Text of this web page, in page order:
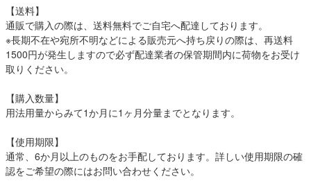
【送料】
通販で購入の際は、送料無料でご自宅へ配達しております。
※長期不在や宛所不明などによる販売元へ持ち戻りの際は、再送料
1500円が発生しますので必ず配達業者の保管期間内に荷物をお受け
取りください。
【購入数量】
用法用量からみて1か月に1ヶ月分量までとなります。
【使用期限】
通常、6か月以上のものをお手配しております。詳しい使用期限の確
認をご希望の際にはお問い合わせください。